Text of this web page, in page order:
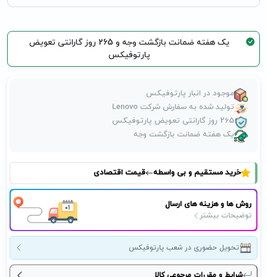
یک هفته ضمانت بازگشت وجه و 265 روز گارانتی تعویض
پارتوفیکس
موجود در انبار پارتوفیکس
تولید شده به سفارش شرکت Lenovo
265 روز گارانتی تعویض پارتوفیکس
یک هفته ضمانت بازگشت وجه
خرید مستقیم و بی واسطه قیمت اقتصادی
روش ها و هزینه های ارسال
توضیحات بیشتر
تحویل حضوری در شعب پارتوفیکس